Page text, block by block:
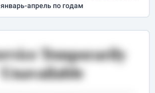
январь-апрель по годам